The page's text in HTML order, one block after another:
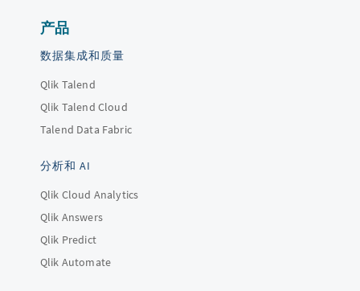
产品
数据集成和质量
Qlik Talend
Qlik Talend Cloud
Talend Data Fabric
分析和 AI
Qlik Cloud Analytics
Qlik Answers
Qlik Predict
Qlik Automate